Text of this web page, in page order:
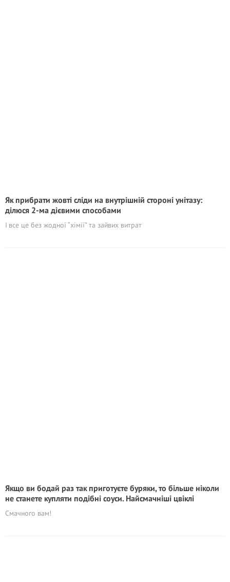
Як прибрати жовті сліди на внутрішній стороні унітазу:
ділюся 2-ма дієвими способами
І все це без жодної “хімії” та зайвих витрат
Якщо ви бодай раз так приготуєте буряки, то більше ніколи
не станете купляти подібні соуси. Найсмачніші цвіклі
Смачного вам!